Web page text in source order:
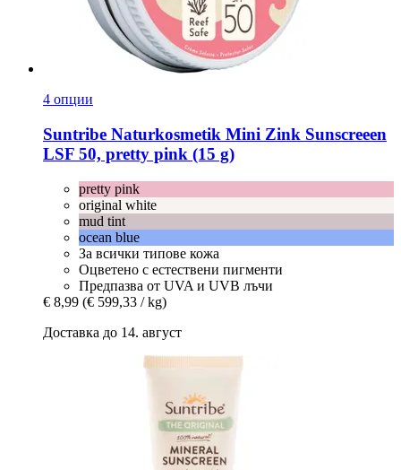
4 опции
Suntribe Naturkosmetik Mini Zink Sunscreeen
LSF 50, pretty pink (15 g)
pretty pink
original white
mud tint
ocean blue
За всички типове кожа
Оцветено с естествени пигменти
Предпазва от UVA и UVB лъчи
€ 8,99 (€ 599,33 / kg)
Доставка до 14. август